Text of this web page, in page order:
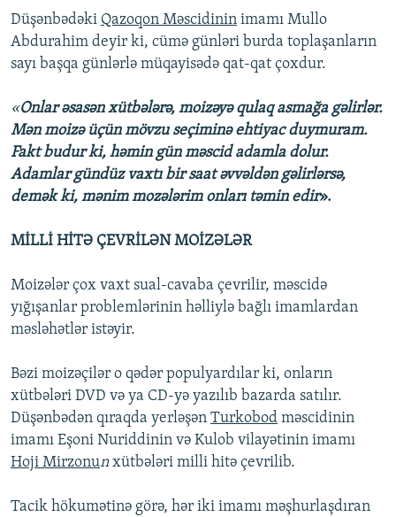
Düşənbədəki Qazoqon Məscidinin imamı Mullo
Abdurahim deyir ki, cümə günləri burda toplaşanların
sayı başqa günlərlə müqayisədə qat-qat çoxdur.
«Onlar əsasən xütbələrə, moizəyə qulaq asmağa gəlirlər.
Mən moizə üçün mövzu seçiminə ehtiyac duymuram.
Fakt budur ki, həmin gün məscid adamla dolur.
Adamlar gündüz vaxtı bir saat əvvəldən gəlirlərsə,
demək ki, mənim mozələrim onları təmin edir».
MİLLİ HİTƏ ÇEVRİLƏN MOİZƏLƏR
Moizələr çox vaxt sual-cavaba çevrilir, məscidə
yığışanlar problemlərinin həlliylə bağlı imamlardan
məsləhətlər istəyir.
Bəzi moizəçilər o qədər populyardılar ki, onların
xütbələri DVD və ya CD-yə yazılıb bazarda satılır.
Düşənbədən qıraqda yerləşən Turkobod məscidinin
imamı Eşoni Nuriddinin və Kulob vilayətinin imamı
Hoji Mirzonunxütbələri milli hitə çevrilib.
Tacik hökumətinə görə, hər iki imamı məşhurlaşdıran